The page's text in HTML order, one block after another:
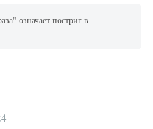
означает постриг в